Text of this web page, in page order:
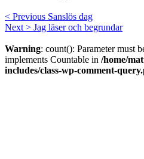
< Previous Sanslös dag
Next > Jag läser och begrundar
Warning: count(): Parameter must
implements Countable in /home/
includes/class-wp-comment-